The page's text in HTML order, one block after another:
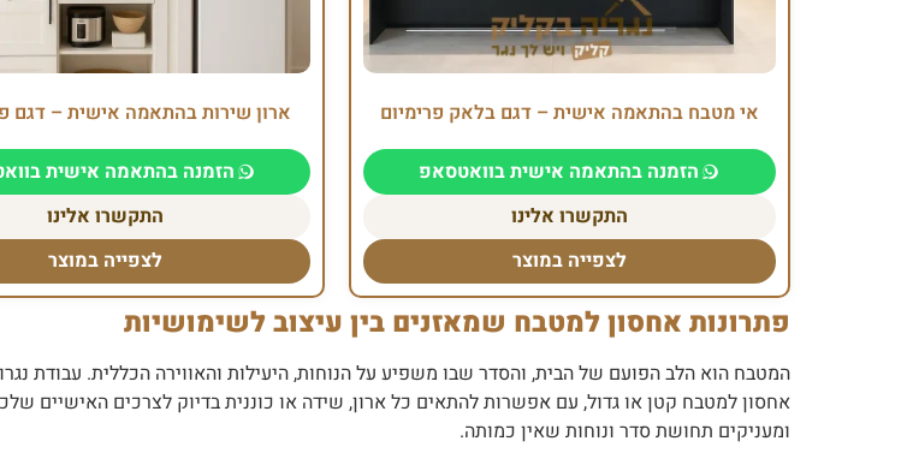
אי מטבח בהתאמה אישית – דגם בלאק פרימיום
הזמנה בהתאמה אישית בוואטסאפ
התקשרו אלינו
לצפייה במוצר
ארון שירות בהתאמה אישית – דגם
הזמנה בהתאמה אישית
התקשרו אלינו
לצפייה במוצר
פתרונות אחסון למטבח שמאזנים בין עיצוב לשימושיות
המטבח הוא הלב הפועם של הבית, והסדר שבו משפיע על הנוחות, היעילות והאווירה הכללית. עבודת
אחסון למטבח קטן או גדול, עם אפשרות להתאים כל ארון, שידה או כוננית בדיוק לצרכים האישיים
ומעניקים תחושת סדר ונוחות שאין כמותה.